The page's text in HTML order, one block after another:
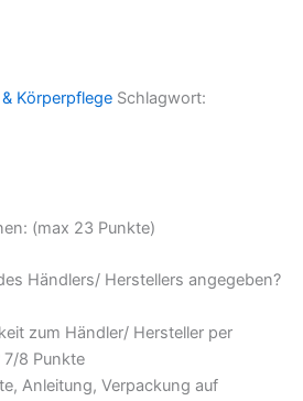
Körperpflege Schlagwort:
(max 23 Punkte)
Händlers/ Herstellers angegeben?
zum Händler/ Hersteller per
7/8 Punkte
Anleitung, Verpackung auf